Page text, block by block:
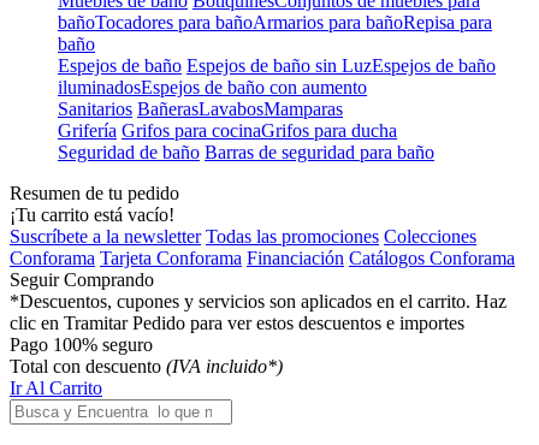
bañoTocadores para bañoArmarios para bañoRepisa para
baño
Espejos de baño Espejos de baño sin LuzEspejos de baño
iluminadosEspejos de baño con aumento
Sanitarios BañerasLavabosMamparas
Grifería Grifos para cocinaGrifos para ducha
Seguridad de baño Barras de seguridad para baño
Resumen de tu pedido
¡Tu carrito está vacío!
Suscríbete a la newsletter Todas las promociones Colecciones
Conforama Tarjeta Conforama Financiación Catálogos Conforama
Seguir Comprando
*Descuentos, cupones y servicios son aplicados en el carrito. Haz
clic en Tramitar Pedido para ver estos descuentos e importes
Pago 100% seguro
Total con descuento (IVA incluido*)
Ir Al Carrito